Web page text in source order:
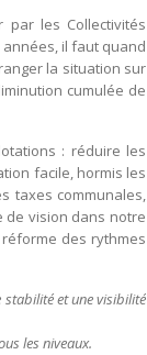
les Collectivités
il faut quand
la situation sur
cumulée de
: réduire les
facile, hormis les
taxes communales,
de vision dans notre
des rythmes
et une visibilité
les niveaux.